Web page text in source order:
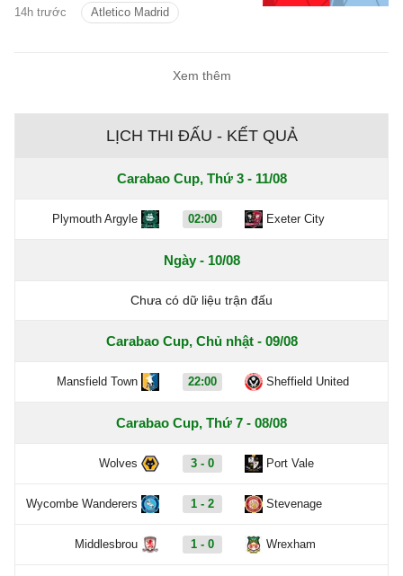
14h trước Atletico Madrid
Xem thêm
LỊCH THI ĐẤU - KẾT QUẢ
Carabao Cup, Thứ 3 - 11/08
Plymouth Argyle 02:00 Exeter City
Ngày - 10/08
Chưa có dữ liệu trận đấu
Carabao Cup, Chủ nhật - 09/08
Mansfield Town 22:00 Sheffield United
Carabao Cup, Thứ 7 - 08/08
Wolves 3 - 0 Port Vale
Wycombe Wanderers 1 - 2 Stevenage
Middlesbrou 1 - 0 Wrexham